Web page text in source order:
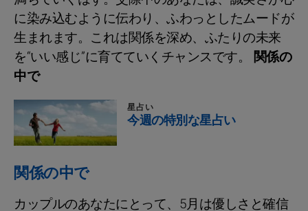
に染み込むように伝わり、ふわっとしたムードが
生まれます。これは関係を深め、ふたりの未来
を“いい感じ”に育てていくチャンスです。 関係の
中で
星占い
今週の特別な星占い
関係の中で
カップルのあなたにとって、5月は優しさと確信